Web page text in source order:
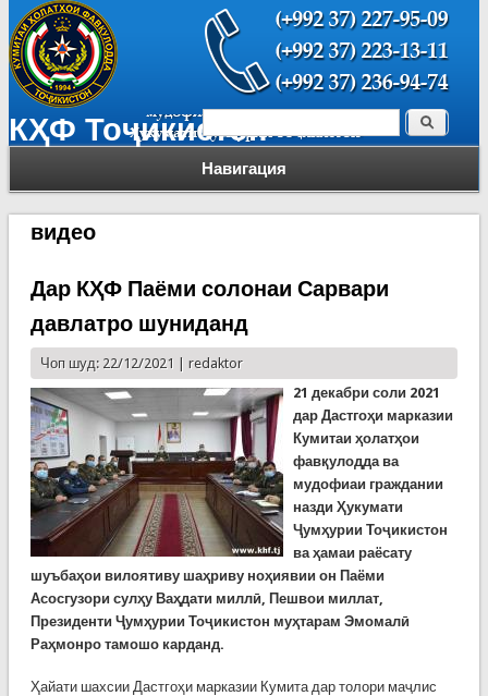
КҲФ Тоҷикистон
Навигация
Форма поиска Поиск
видео
Дар КҲФ Паёми солонаи Сарвари
давлатро шуниданд
Чоп шуд: 22/12/2021 | redaktor
21 декабри соли 2021
дар Дастгоҳи марказии
Кумитаи ҳолатҳои
фавқулодда ва
мудофиаи граждании
назди Ҳукумати
Ҷумҳурии Тоҷикистон
ва ҳамаи раёсату
шуъбаҳои вилоятиву шаҳриву ноҳиявии он Паёми
Асосгузори сулҳу Ваҳдати миллӣ, Пешвои миллат,
Президенти Ҷумҳурии Тоҷикистон муҳтарам Эмомалӣ
Раҳмонро тамошо карданд.
Ҳайати шахсии Дастгоҳи марказии Кумита дар толори маҷлис